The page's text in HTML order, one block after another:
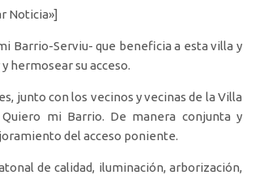
Noticia»]
Barrio-Serviu- que beneficia a esta villa y
hermosear su acceso.
junto con los vecinos y vecinas de la Villa
mi Barrio. De manera conjunta y
del acceso poniente.
de calidad, iluminación, arborización,